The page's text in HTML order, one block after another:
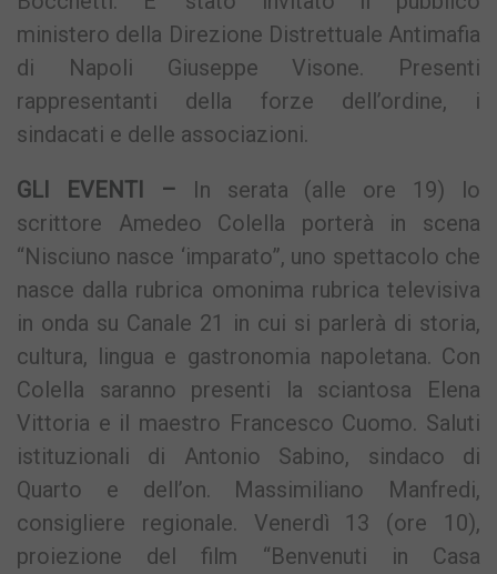
ministero della Direzione Distrettuale Antimafia
di Napoli Giuseppe Visone. Presenti
rappresentanti della forze dell’ordine, i
sindacati e delle associazioni.
GLI EVENTI – In serata (alle ore 19) lo
scrittore Amedeo Colella porterà in scena
“Nisciuno nasce ‘imparato”, uno spettacolo che
nasce dalla rubrica omonima rubrica televisiva
in onda su Canale 21 in cui si parlerà di storia,
cultura, lingua e gastronomia napoletana. Con
Colella saranno presenti la sciantosa Elena
Vittoria e il maestro Francesco Cuomo. Saluti
istituzionali di Antonio Sabino, sindaco di
Quarto e dell’on. Massimiliano Manfredi,
consigliere regionale. Venerdì 13 (ore 10),
proiezione del film “Benvenuti in Casa